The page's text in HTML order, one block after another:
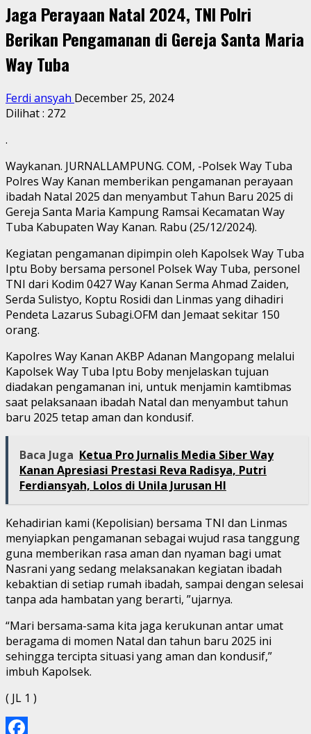
Jaga Perayaan Natal 2024, TNI Polri
Berikan Pengamanan di Gereja Santa Maria
Way Tuba
Ferdi ansyah December 25, 2024
Dilihat : 272
.
Waykanan. JURNALLAMPUNG. COM, -Polsek Way Tuba
Polres Way Kanan memberikan pengamanan perayaan
ibadah Natal 2025 dan menyambut Tahun Baru 2025 di
Gereja Santa Maria Kampung Ramsai Kecamatan Way
Tuba Kabupaten Way Kanan. Rabu (25/12/2024).
Kegiatan pengamanan dipimpin oleh Kapolsek Way Tuba
Iptu Boby bersama personel Polsek Way Tuba, personel
TNI dari Kodim 0427 Way Kanan Serma Ahmad Zaiden,
Serda Sulistyo, Koptu Rosidi dan Linmas yang dihadiri
Pendeta Lazarus Subagi.OFM dan Jemaat sekitar 150
orang.
Kapolres Way Kanan AKBP Adanan Mangopang melalui
Kapolsek Way Tuba Iptu Boby menjelaskan tujuan
diadakan pengamanan ini, untuk menjamin kamtibmas
saat pelaksanaan ibadah Natal dan menyambut tahun
baru 2025 tetap aman dan kondusif.
Baca Juga Ketua Pro Jurnalis Media Siber Way
Kanan Apresiasi Prestasi Reva Radisya, Putri
Ferdiansyah, Lolos di Unila Jurusan HI
Kehadirian kami (Kepolisian) bersama TNI dan Linmas
menyiapkan pengamanan sebagai wujud rasa tanggung
guna memberikan rasa aman dan nyaman bagi umat
Nasrani yang sedang melaksanakan kegiatan ibadah
kebaktian di setiap rumah ibadah, sampai dengan selesai
tanpa ada hambatan yang berarti, ”ujarnya.
“Mari bersama-sama kita jaga kerukunan antar umat
beragama di momen Natal dan tahun baru 2025 ini
sehingga tercipta situasi yang aman dan kondusif,”
imbuh Kapolsek.
( JL 1 )